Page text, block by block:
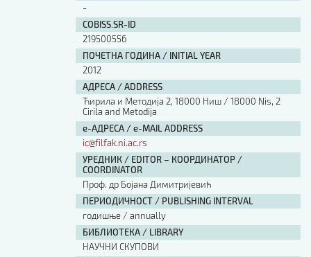
-
COBISS.SR-ID
219500556
ПОЧЕТНА ГОДИНА / INITIAL YEAR
2012
АДРЕСА / ADDRESS
Ћирила и Методија 2, 18000 Ниш / 18000 Nis, 2
Cirila and Metodija
е-АДРЕСА / e-MAIL ADDRESS
ic@filfak.ni.ac.rs
УРЕДНИК / EDITOR – КООРДИНАТОР /
COORDINATOR
Проф. др Бојана Димитријевић
ПЕРИОДИЧНОСТ / PUBLISHING INTERVAL
годишње / annually
БИБЛИОТЕКА / LIBRARY
НАУЧНИ СКУПОВИ